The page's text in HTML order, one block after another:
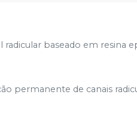
baseado em resina
permanente de canais